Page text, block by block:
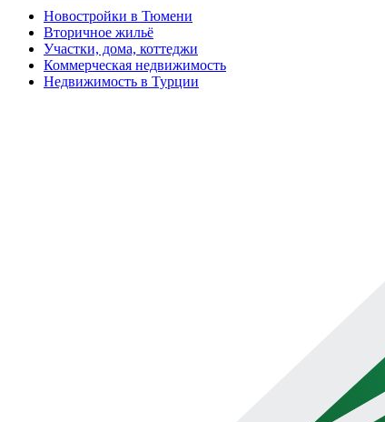
Новостройки в Тюмени
Вторичное жильё
Участки, дома, коттеджи
Коммерческая недвижимость
Недвижимость в Турции